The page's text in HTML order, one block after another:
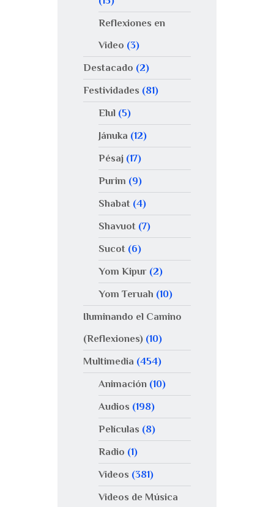
Reflexiones en
Video (3)
Destacado (2)
Festividades (81)
Elul(5)
Jánuka (12)
Pésaj(17)
Purim (9)
Shabat(4)
Shavuot(7)
Sucot(6)
Yom Kipur(2)
Yom Teruah (10)
Iluminando el Camino
(Reflexiones) (10)
Multimedia (454)
Animación(10)
Audios (198)
Películas (8)
Radio (1)
Videos (381)
Videos de Música